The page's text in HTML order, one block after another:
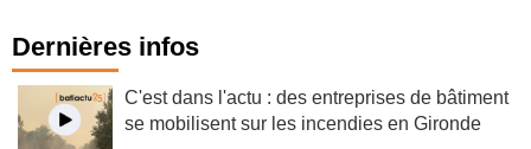
Dernières infos
C'est dans l'actu : des entreprises de bâtiment